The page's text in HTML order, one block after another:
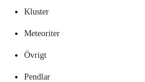
Kluster
Meteoriter
Övrigt
Pendlar